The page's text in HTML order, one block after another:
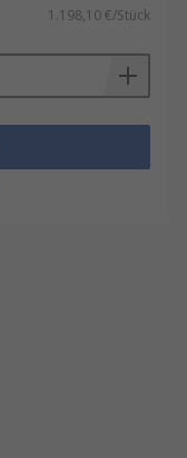
1.198,10 €/Stück